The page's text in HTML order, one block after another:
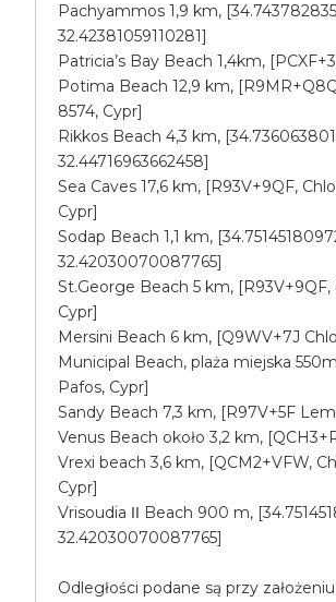
Pachyammos 1,9 km,
32.42381059110281]
Patricia’s Bay Beach 1,4km,
Potima Beach 12,9 km,
8574, Cypr]
Rikkos Beach 4,3 km,
32.44716963662458]
Sea Caves 17,6 km, [R93V+9QF,
Cypr]
Sodap Beach 1,1 km,
32.42030070087765]
St.George Beach 5 km, [R93V+9QF,
Cypr]
Mersini Beach 6 km, [Q9WV+7J
Municipal Beach, plaża miejska
Pafos, Cypr]
Sandy Beach 7,3 km, [R97V+5F
Venus Beach około 3,2 km,
Vrexi beach 3,6 km, [QCM2+VFW,
Cypr]
Vrisoudia ΙΙ Beach 900 m,
32.42030070087765]
Odległości podane są przy